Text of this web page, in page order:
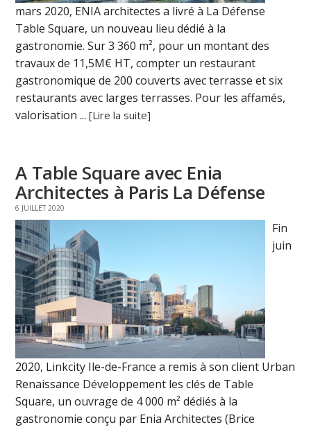
mars 2020, ENIA architectes a livré à La Défense
Table Square, un nouveau lieu dédié à la
gastronomie. Sur 3 360 m², pour un montant des
travaux de 11,5M€ HT, compter un restaurant
gastronomique de 200 couverts avec terrasse et six
restaurants avec larges terrasses. Pour les affamés,
valorisation ...[Lire la suite]
A Table Square avec Enia
Architectes à Paris La Défense
6 JUILLET 2020
Fin
juin
2020, Linkcity Ile-de-France a remis à son client Urban
Renaissance Développement les clés de Table
Square, un ouvrage de 4 000 m² dédiés à la
gastronomie conçu par Enia Architectes (Brice